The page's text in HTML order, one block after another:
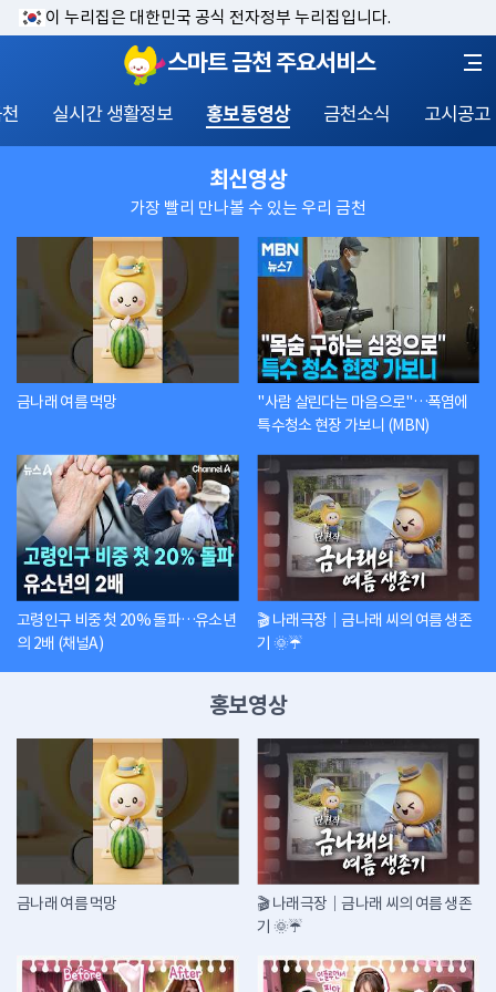
이 누리집은 대한민국 공식 전자정부 누리집입니다.
스마트 금천 주요서비스
실시간 생활정보 홍보동영상 금천소식 고시공고
최신영상
가장 빨리 만나볼 수 있는 우리 금천
금나래 여름 먹망
"사람 살린다는 마음으로"…폭염에
특수청소 현장 가보니 (MBN)
고령인구 비중 첫 20% 돌파…유소년
의 2배 (채널A)
🎬 나래극장｜금나래 씨의 여름 생존
기 🌞☔
홍보영상
금나래 여름 먹망
🎬 나래극장｜금나래 씨의 여름 생존
기 🌞☔